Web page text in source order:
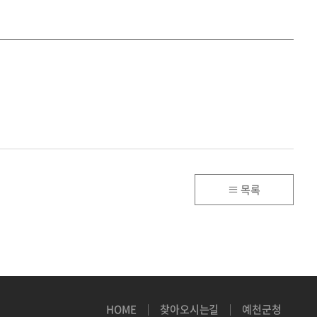
목록
HOME 찾아오시는길 예천군청